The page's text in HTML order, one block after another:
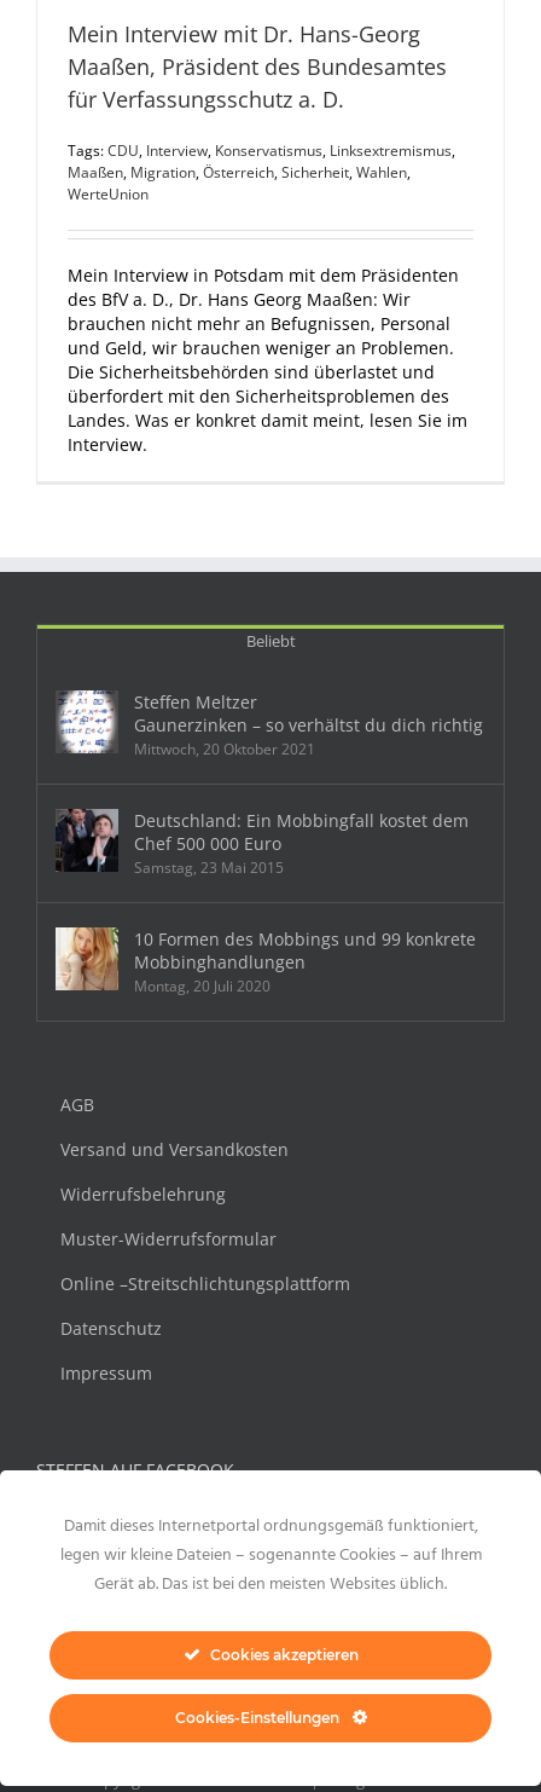
Mein Interview mit Dr. Hans-Georg
Maaßen, Präsident des Bundesamtes
für Verfassungsschutz a. D.
Tags:CDU, Interview, Konservatismus, Linksextremismus,
Maaßen, Migration,Österreich,Sicherheit,Wahlen,
WerteUnion
Mein Interview in Potsdam mit dem Präsidenten
des BfV a. D., Dr. Hans Georg Maaßen: Wir
brauchen nicht mehr an Befugnissen, Personal
und Geld, wir brauchen weniger an Problemen.
Die Sicherheitsbehörden sind überlastet und
überfordert mit den Sicherheitsproblemen des
Landes. Was er konkret damit meint, lesen Sie im
Interview.
Beliebt
Steffen Meltzer
Gaunerzinken – so verhältst du dich richtig
Mittwoch, 20 Oktober 2021
Deutschland: Ein Mobbingfall kostet dem
Chef 500 000 Euro
Samstag, 23 Mai 2015
10 Formen des Mobbings und 99 konkrete
Mobbinghandlungen
Montag, 20 Juli 2020
AGB
Versand und Versandkosten
Widerrufsbelehrung
Muster-Widerrufsformular
Online –Streitschlichtungsplattform
Datenschutz
Impressum
STEFFEN AUF FACEBOOK
Damit dieses Internetportal ordnungsgemäß funktioniert,
legen wir kleine Dateien – sogenannte Cookies – auf Ihrem
Gerät ab. Das ist bei den meisten Websites üblich.
Cookies akzeptieren
Cookies-Einstellungen